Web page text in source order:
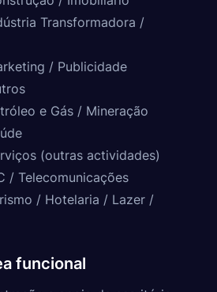
Transformadora /
/ Publicidade
e Gás / Mineração
(outras actividades)
/ Telecomunicações
/ Hotelaria / Lazer /
funcional